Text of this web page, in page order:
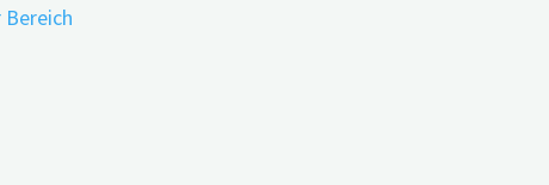
aus? Zu den möglichen Folgen zählen laut
Schichtarbeit und Demenz ergab bislang kein einheitliches
Therming Jørgensen von …